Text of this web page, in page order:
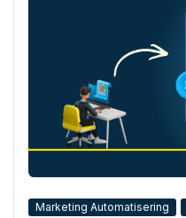
Marketing Automatisering